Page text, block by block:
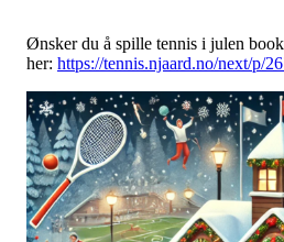
Ønsker du å spille tennis i julen
her: https://tennis.njaard.no/next/p/